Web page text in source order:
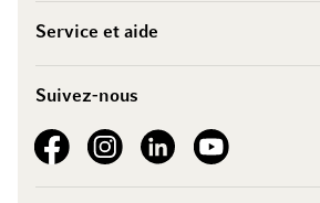
Service et aide
Suivez-nous
See our FacebookSee our Instagram account
See our LinkedInSee our YouTube channel